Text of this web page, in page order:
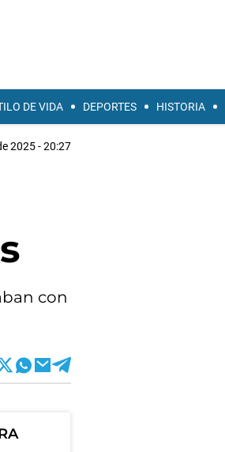
DE VIDA DEPORTES HISTORIA
2025 - 20:27
con